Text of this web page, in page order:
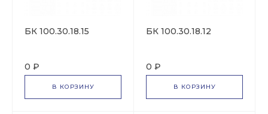
БК 100.30.18.15
0 ₽
В КОРЗИНУ
БК 100.30.18.12
0 ₽
В КОРЗИНУ